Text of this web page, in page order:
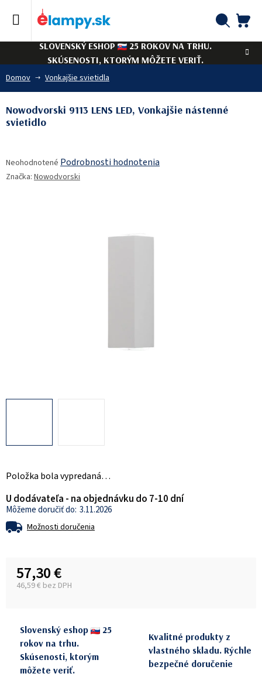
SLOVENSKÝ ESHOP
25 ROKOV NA TRHU.
SKÚSENOSTI, KTORÝM MÔŽETE VERIŤ.
Domov Vonkajšie svietidla
Položka bola vypredaná…
U dodávateľa - na objednávku do 7-10 dní
3.11.2026
Možnosti doručenia
57,30 €
46,59 € bez DPH
Nowodvorski 9113 LENS LED, Vonkajšie nástenné
svietidlo
hodnotenie
produktu
Neohodnotené Podrobnosti hodnotenia
Značka: Nowodvorski
Slovenský eshop
25
rokov na trhu.
Skúsenosti, ktorým
môžete veriť.
Kvalitné produkty z
vlastného skladu. Rýchle
bezpečné doručenie